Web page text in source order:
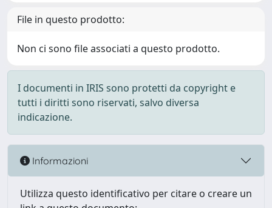
File in questo prodotto:
Non ci sono file associati a questo prodotto.
I documenti in IRIS sono protetti da copyright e
tutti i diritti sono riservati, salvo diversa
indicazione.
Informazioni
Utilizza questo identificativo per citare o creare un